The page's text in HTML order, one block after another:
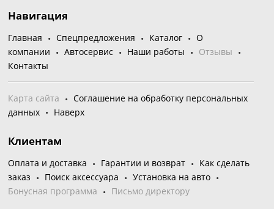
Навигация
Главная Спецпредложения Каталог
О
компании
Автосервис Наши работы
Отзывы
Контакты
Карта сайта
Соглашение на обработку персональных
данных
Наверх
Клиентам
Оплата и доставка Гарантии и возврат
Как сделать
заказ
Поиск аксессуара
Установка на авто
Бонусная программа
Письмо директору